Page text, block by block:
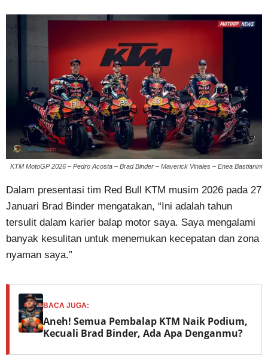
KTM MotoGP 2026 – Pedro Acosta – Brad Binder – Maverick Vinales – Enea Bastianini
Dalam presentasi tim Red Bull KTM musim 2026 pada 27
Januari Brad Binder mengatakan, “Ini adalah tahun
tersulit dalam karier balap motor saya. Saya mengalami
banyak kesulitan untuk menemukan kecepatan dan zona
nyaman saya.”
BACA JUGA:
Aneh! Semua Pembalap KTM Naik Podium,
Kecuali Brad Binder, Ada Apa Denganmu?